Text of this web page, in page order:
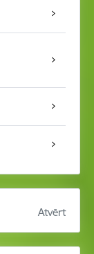
Atvērt